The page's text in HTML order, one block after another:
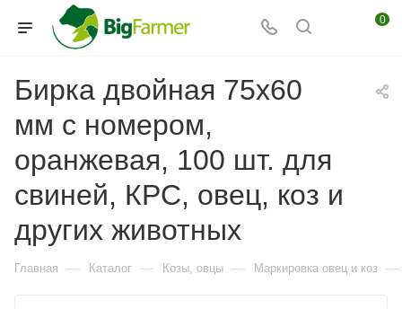
0
Бирка двойная 75х60
мм с номером,
оранжевая, 100 шт. для
свиней, КРС, овец, коз и
других животных
Главная — Каталог — Козы, овцы — Маркировка овец и коз —